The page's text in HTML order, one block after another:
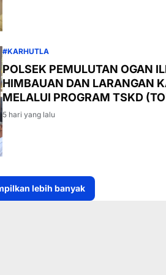
#KARHUTLA
POLSEK PEMULUTAN OGAN
HIMBAUAN DAN LARANGAN
MELALUI PROGRAM TSKD
KE DESA-DESA
5 hari yang lalu
lebih banyak